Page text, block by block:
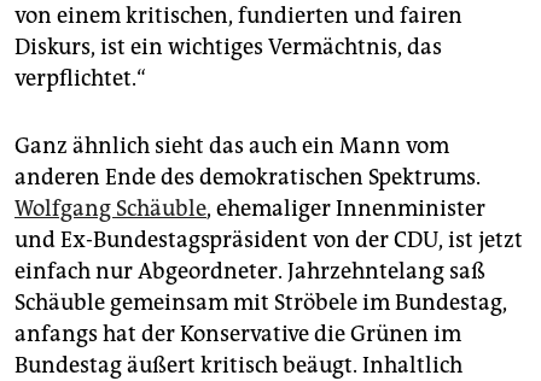
von einem kritischen, fundierten und fairen
Diskurs, ist ein wichtiges Vermächtnis, das
verpflichtet.“
Ganz ähnlich sieht das auch ein Mann vom
anderen Ende des demokratischen Spektrums.
Wolfgang Schäuble, ehemaliger Innenminister
und Ex-Bundestagspräsident von der CDU, ist jetzt
einfach nur Abgeordneter. Jahrzehntelang saß
Schäuble gemeinsam mit Ströbele im Bundestag,
anfangs hat der Konservative die Grünen im
Bundestag äußert kritisch beäugt. Inhaltlich